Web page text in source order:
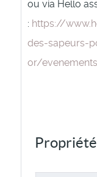
ou via Hello
: https://
des-sapeurs-
or/